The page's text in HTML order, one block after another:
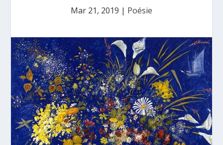
Mar 21, 2019 | Poésie